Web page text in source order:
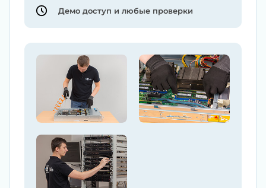
Демо доступ и любые проверки